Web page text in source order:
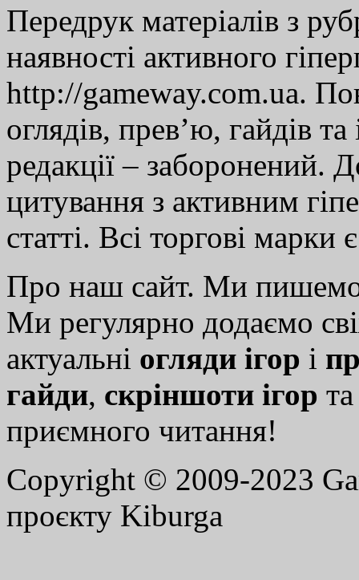
Передрук матеріалів з
наявності активного
http://gameway.com.ua.
оглядів, прев’ю, гайдів
редакції – заборонений.
цитування з активним
статті. Всі торгові марки
Про наш сайт. Ми
Ми регулярно додаємо
актуальні огляди ігор і
гайди, скріншоти ігор
приємного читання!
Copyright © 2009-2023
проєкту Kiburga